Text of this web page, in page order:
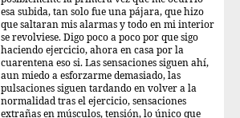
esa subida, tan solo fue una pájara, que hizo
que saltaran mis alarmas y todo en mi interior
se revolviese. Digo poco a poco por que sigo
haciendo ejercicio, ahora en casa por la
cuarentena eso si. Las sensaciones siguen ahí,
aun miedo a esforzarme demasiado, las
pulsaciones siguen tardando en volver a la
normalidad tras el ejercicio, sensaciones
extrañas en músculos, tensión, lo único que